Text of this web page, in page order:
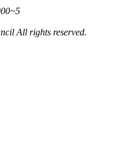
All rights reserved.